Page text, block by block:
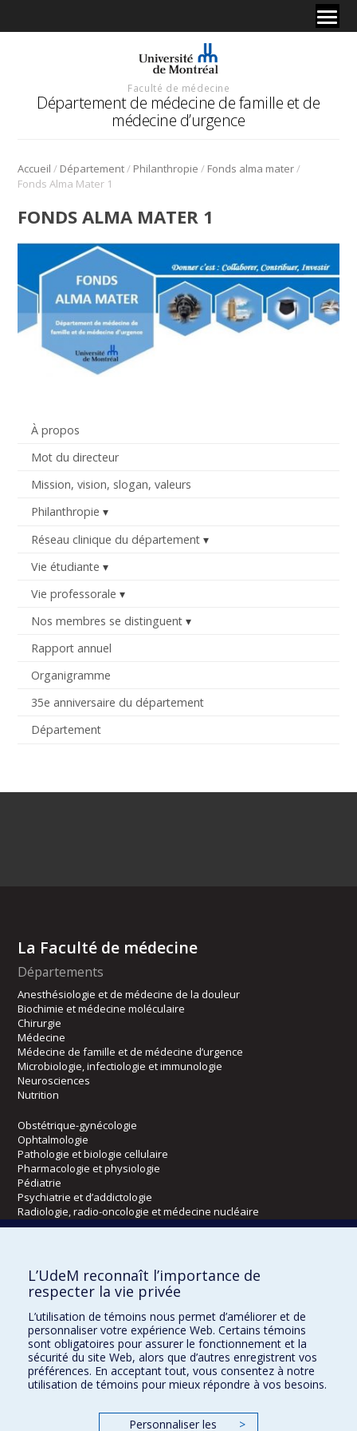
Faculté de médecine
Département de médecine de famille et de
médecine d’urgence
Accueil / Département/ Philanthropie / Fonds alma mater/
Fonds Alma Mater 1
À propos
Mot du directeur
Mission, vision, slogan, valeurs
Philanthropie
Réseau clinique du département
Vie étudiante
Vie professorale
Nos membres se distinguent
Rapport annuel
Organigramme
35e anniversaire du département
Département
FONDS ALMA MATER 1
La Faculté de médecine
Départements
Anesthésiologie et de médecine de la douleur
Biochimie et médecine moléculaire
Chirurgie
Médecine
Médecine de famille et de médecine d’urgence
Microbiologie, infectiologie et immunologie
Neurosciences
Nutrition
Obstétrique-gynécologie
Ophtalmologie
Pathologie et biologie cellulaire
Pharmacologie et physiologie
Pédiatrie
Psychiatrie et d’addictologie
Radiologie, radio-oncologie et médecine nucléaire
Écoles
Kinésiologie et des sciences de l’activité physique
Orthophonie et audiologie
Réadaptation
Directions
DPC
CPASS
L’UdeM reconnaît l’importance de
respecter la vie privée
L’utilisation de témoins nous permet d’améliorer et de
personnaliser votre expérience Web. Certains témoins
sont obligatoires pour assurer le fonctionnement et la
sécurité du site Web, alors que d’autres enregistrent vos
préférences. En acceptant tout, vous consentez à notre
utilisation de témoins pour mieux répondre à vos besoins.
Personnaliser les
>